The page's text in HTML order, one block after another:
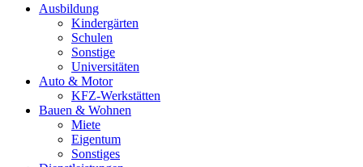
Ausbildung
Kindergärten
Schulen
Sonstige
Universitäten
Auto & Motor
KFZ-Werkstätten
Bauen & Wohnen
Miete
Eigentum
Sonstiges